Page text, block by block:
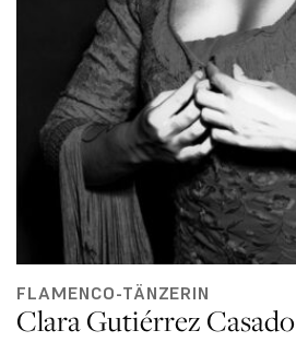
FLAMENCO-TÄNZERIN
Clara Gutiérrez Casado